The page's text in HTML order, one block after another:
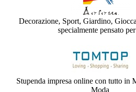
Decorazione, Sport, Giardino,
specialmente pensato
Stupenda impresa online con tutto in
Moda